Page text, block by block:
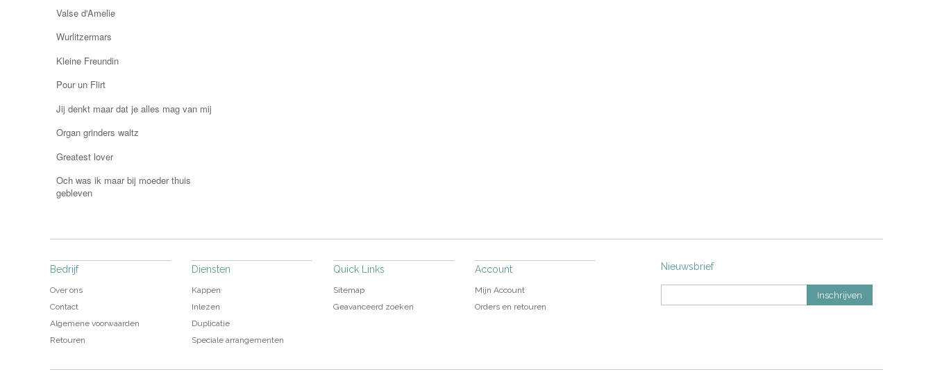
Valse d'Amelie
Wurlitzermars
Kleine Freundin
Pour un Flirt
Jij denkt maar dat je alles mag van mij
Organ grinders waltz
Greatest lover
Och was ik maar bij moeder thuis
gebleven
Nieuwsbrief
Inschrijven
Bedrijf
Over ons
Contact
Algemene voorwaarden
Retouren
Diensten
Kappen
Inlezen
Duplicatie
Speciale arrangementen
Quick Links
Sitemap
Geavanceerd zoeken
Account
Mijn Account
Orders en retouren